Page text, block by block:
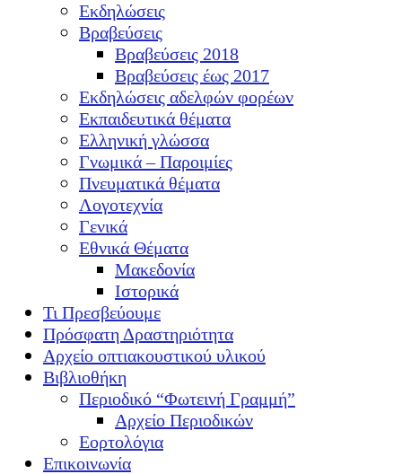
Εκδηλώσεις
Βραβεύσεις
Βραβεύσεις 2018
Βραβεύσεις έως 2017
Εκδηλώσεις αδελφών φορέων
Εκπαιδευτικά θέματα
Ελληνική γλώσσα
Γνωμικά – Παροιμίες
Πνευματικά θέματα
Λογοτεχνία
Γενικά
Εθνικά Θέματα
Μακεδονία
Ιστορικά
Τι Πρεσβεύουμε
Πρόσφατη Δραστηριότητα
Αρχείο οπτιακουστικού υλικού
Βιβλιοθήκη
Περιοδικό “Φωτεινή Γραμμή”
Αρχείο Περιοδικών
Εορτολόγια
Επικοινωνία